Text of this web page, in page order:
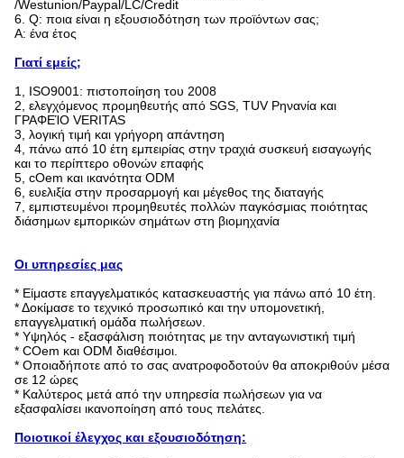
/Westunion/Paypal/LC/Credit
6. Q: ποια είναι η εξουσιοδότηση των προϊόντων σας;
Α: ένα έτος
Γιατί εμείς;
1, ISO9001: πιστοποίηση του 2008
2, ελεγχόμενος προμηθευτής από SGS, TUV Ρηνανία και
ΓΡΑΦΕΊΟ VERITAS
3, λογική τιμή και γρήγορη απάντηση
4, πάνω από 10 έτη εμπειρίας στην τραχιά συσκευή εισαγωγής
και το περίπτερο οθονών επαφής
5, cOem και ικανότητα ODM
6, ευελιξία στην προσαρμογή και μέγεθος της διαταγής
7, εμπιστευμένοι προμηθευτές πολλών παγκόσμιας ποιότητας
διάσημων εμπορικών σημάτων στη βιομηχανία
Οι υπηρεσίες μας
* Είμαστε επαγγελματικός κατασκευαστής για πάνω από 10 έτη.
* Δοκίμασε το τεχνικό προσωπικό και την υπομονετική,
επαγγελματική ομάδα πωλήσεων.
* Υψηλός - εξασφάλιση ποιότητας με την ανταγωνιστική τιμή
* COem και ODM διαθέσιμοι.
* Οποιαδήποτε από το σας ανατροφοδοτούν θα αποκριθούν μέσα
σε 12 ώρες
* Καλύτερος μετά από την υπηρεσία πωλήσεων για να
εξασφαλίσει ικανοποίηση από τους πελάτες.
Ποιοτικοί έλεγχος και εξουσιοδότηση: